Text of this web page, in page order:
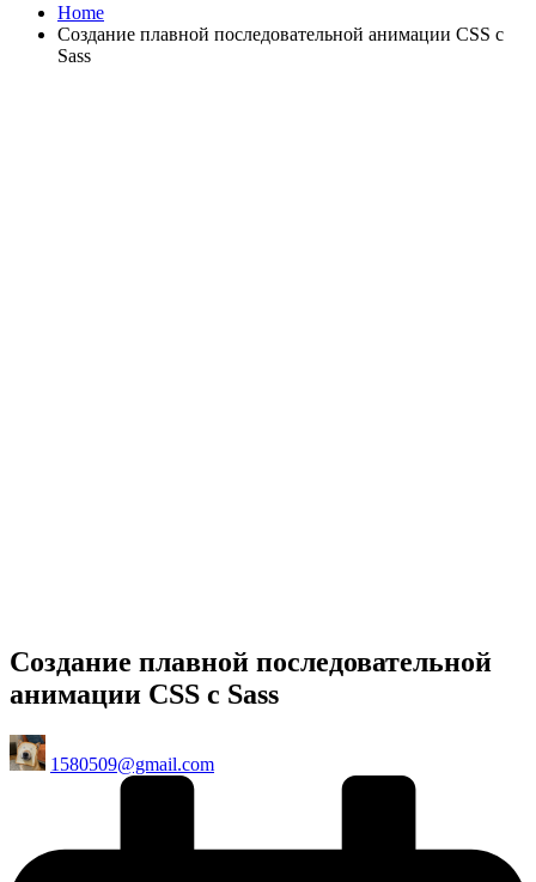
Home
Создание плавной последовательной анимации CSS с
Sass
Создание плавной последовательной
анимации CSS с Sass
Posted
by
1580509@gmail.com